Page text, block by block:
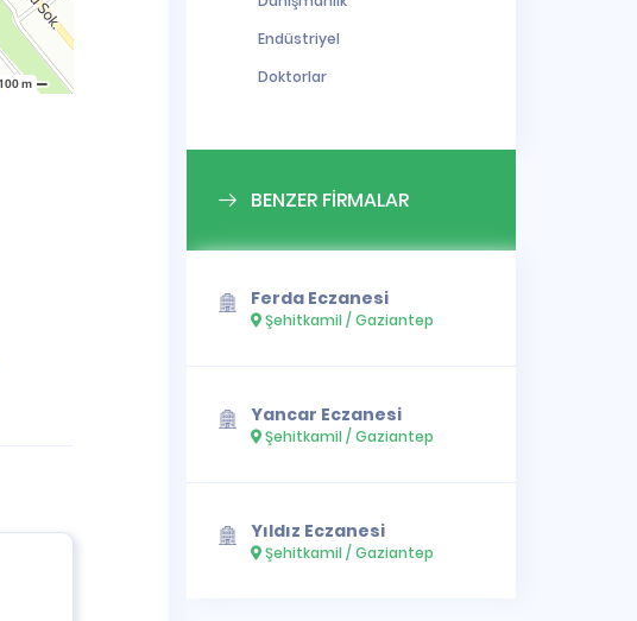
Endüstriyel
Doktorlar
BENZER FİRMALAR
Ferda Eczanesi
Şehitkamil / Gaziantep
Yancar Eczanesi
Şehitkamil / Gaziantep
Yıldız Eczanesi
Şehitkamil / Gaziantep